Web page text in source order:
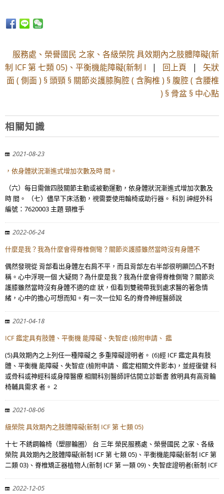
服務處、榮譽國民 之家、各級榮院 具效期內之肢體障礙(新
制 ICF 第 七類 05)、平衡機能障礙(新制 I | 回上頁 | 矢狀
面 ( 側面 ) § 頭頸 § 關節炎護膝胸腔 ( 含胸椎 ) § 腹腔 ( 含腰椎
) § 骨盆 § 中心點
相關知識
2021-08-23
，依身體狀況漸進式增加次數及時 間。
（六）每日需做四肢關節主動或被動運動，依身體狀況漸進式增加次數及
時 間。 （七）儘早下床活動，視需要使用輪椅或助行器。 科別 神經外科
編號：7620003 主題 頸椎手
2022-06-24
什麼是我？我為什麼會得脊椎側彎？關節炎護膝雖然當時沒有身體不
偶然發現從 背部看出身體左右肩不平，而且背部左右半部很明顯凹凸不對
稱。心中浮現一個 大疑問？為什麼是我？我為什麼會得脊椎側彎？關節炎
護膝雖然當時沒有身體不適的症 狀，但看到雙親帶我到處求醫的著急情
緒，心中的擔心可想而知。有一次一位知 名的脊骨神經醫師說
2021-04-18
ICF 鑑定具有肢體、平衡機 能障礙、失智症 (檢附申請、 鑑
(5)具效期內之上列任一種障礙之 多重障礙證明者。 (6)經 ICF 鑑定具有肢
體、平衡機 能障礙、失智症 (檢附申請、 鑑定相關文件影本)，並經復健 科
或骨科或神經科或身障醫療 相關科別醫師評估開立診斷書 敘明具有高背輪
椅輔具需求 者。 2
2021-08-06
級榮院 具效期內之肢體障礙(新制 ICF 第 七類 05)
十七 不銹鋼輪椅（塑膠輪圈） 台 三年 榮民服務處、榮譽國民 之家、各級
榮院 具效期內之肢體障礙(新制 ICF 第 七類 05)、平衡機能障礙(新制 ICF 第
二類 03)、脊椎矯正器植物人(新制 ICF 第 一類 09)、失智症證明者(新制 ICF
2022-12-05